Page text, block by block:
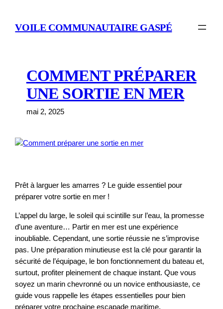
contenu
VOILE COMMUNAUTAIRE GASPÉ
COMMENT PRÉPARER
UNE SORTIE EN MER
mai 2, 2025
Prêt à larguer les amarres ? Le guide essentiel pour
préparer votre sortie en mer !
L’appel du large, le soleil qui scintille sur l’eau, la promesse
d’une aventure… Partir en mer est une expérience
inoubliable. Cependant, une sortie réussie ne s’improvise
pas. Une préparation minutieuse est la clé pour garantir la
sécurité de l’équipage, le bon fonctionnement du bateau et,
surtout, profiter pleinement de chaque instant. Que vous
soyez un marin chevronné ou un novice enthousiaste, ce
guide vous rappelle les étapes essentielles pour bien
préparer votre prochaine escapade maritime.